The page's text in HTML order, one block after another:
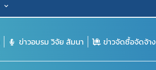
ข่าวอบรม วิจัย สัมนา ข่าวจัดซื้อจัดจ้าง